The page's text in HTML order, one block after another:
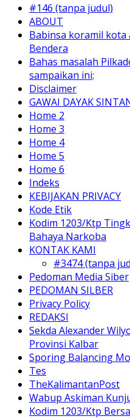
#146 (tanpa judul)
ABOUT
Babinsa koramil kota
Bendera
Bahas masalah
sampaikan ini;
Disclaimer
GAWAI DAYAK
Home 2
Home 3
Home 4
Home 5
Home 6
Indeks
KEBIJAKAN PRIVACY
Kode Etik
Kodim 1203/Ktp
Bahaya Narkoba
KONTAK KAMI
#3474 (tanpa
Pedoman Media Siber
PEDOMAN SILBER
Privacy Policy
REDAKSI
Sekda Alexander
Provinsi Kalbar
Sporing Balancing
Tes
TheKalimantanPost
Wabup Askiman
Kodim 1203/Ktp